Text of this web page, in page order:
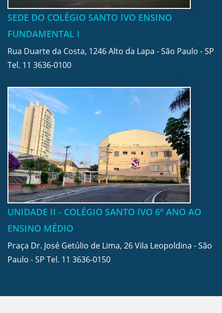
SEDE DO COLÉGIO SANTO IVO ENSINO
FUNDAMENTAL I
Rua Duarte da Costa, 1246 Alto da Lapa - São Paulo - SP
Tel. 11 3636-0100
UNIDADE II - COLÉGIO SANTO IVO 6º ANO AO
ENSINO MÉDIO
Praça Dr. José Getúlio de Lima, 26 Vila Leopoldina - São
Paulo - SP Tel. 11 3636-0150